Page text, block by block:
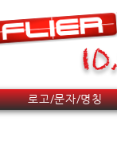
로고/문자/명칭